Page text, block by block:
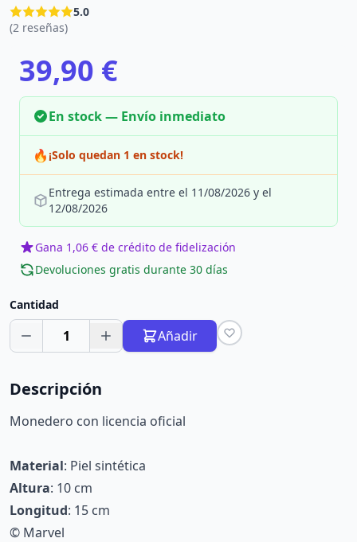
5.0
(2 reseñas)
39,90 €
En stock — Envío inmediato
🔥¡Solo quedan 1 en stock!
Entrega estimada entre el 11/08/2026 y el
12/08/2026
Gana 1,06 € de crédito de fidelización
Devoluciones gratis durante 30 días
Cantidad
1 Añadir
Descripción
Monedero con licencia oficial
Material: Piel sintética
Altura: 10 cm
Longitud: 15 cm
© Marvel